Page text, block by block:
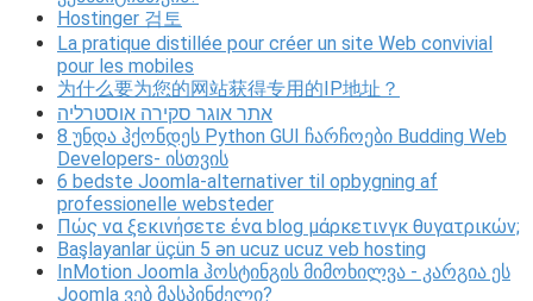
Hostinger 검토
La pratique distillée pour créer un site Web convivial
pour les mobiles
为什么要为您的网站获得专用的IP地址？
אתר אוגר סקירה אוסטרליה
8 უნდა ჰქონდეს Python GUI ჩარჩოები Budding Web
Developers- ისთვის
6 bedste Joomla-alternativer til opbygning af
professionelle websteder
Πώς να ξεκινήσετε ένα blog μάρκετινγκ θυγατρικών;
Başlayanlar üçün 5 ən ucuz ucuz veb hosting
InMotion Joomla ჰოსტინგის მიმოხილვა - კარგია ეს
Joomla ვებ მასპინძელი?